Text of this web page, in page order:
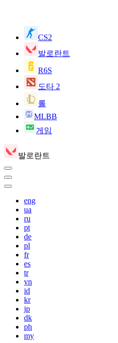
CS2
발로란트
R6S
도타 2
롤
MLBB
게임
발로란트
eng
ua
ru
pt
de
pl
fr
es
tr
vn
id
kr
jp
dk
ph
my